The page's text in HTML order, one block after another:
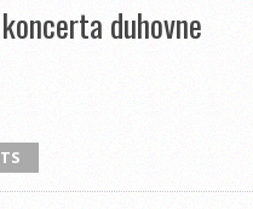
duhovne